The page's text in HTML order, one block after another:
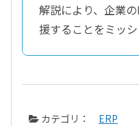
解説により、企業
援することをミッシ
カテゴリ：
ERP